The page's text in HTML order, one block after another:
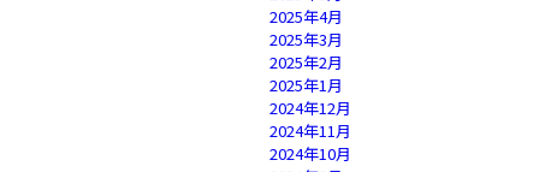
2025年4月
2025年3月
2025年2月
2025年1月
2024年12月
2024年11月
2024年10月